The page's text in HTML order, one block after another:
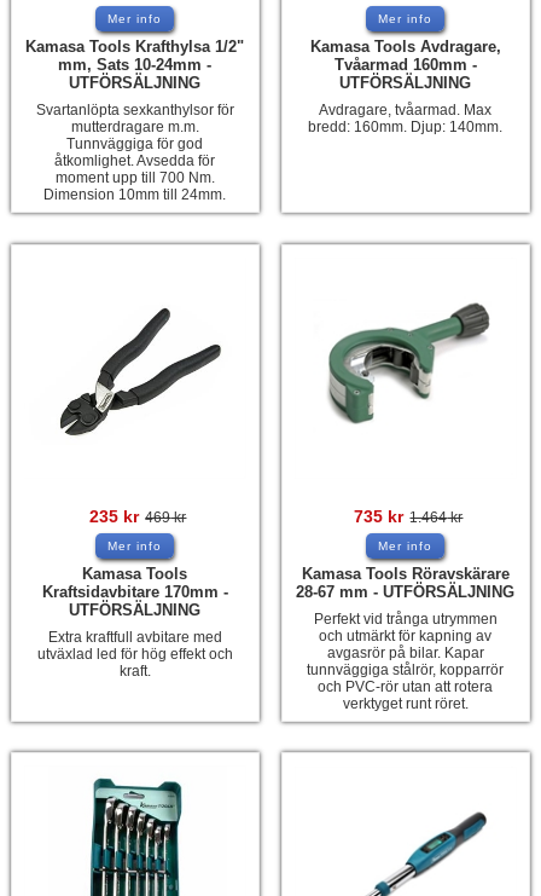
Mer info
Kamasa Tools Krafthylsa 1/2"
mm, Sats 10-24mm -
UTFÖRSÄLJNING
Svartanlöpta sexkanthylsor för
mutterdragare m.m.
Tunnväggiga för god
åtkomlighet. Avsedda för
moment upp till 700 Nm.
Dimension 10mm till 24mm.
Mer info
Kamasa Tools Avdragare,
Tvåarmad 160mm -
UTFÖRSÄLJNING
Avdragare, tvåarmad. Max
bredd: 160mm. Djup: 140mm.
235 kr 469kr
Mer info
Kamasa Tools
Kraftsidavbitare 170mm -
UTFÖRSÄLJNING
Extra kraftfull avbitare med
utväxlad led för hög effekt och
kraft.
735 kr 1.464kr
Mer info
Kamasa Tools Röravskärare
28-67 mm - UTFÖRSÄLJNING
Perfekt vid trånga utrymmen
och utmärkt för kapning av
avgasrör på bilar. Kapar
tunnväggiga stålrör, kopparrör
och PVC-rör utan att rotera
verktyget runt röret.